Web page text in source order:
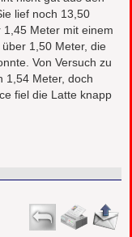
lief noch 13,50
Meter mit einem
1,50 Meter, die
Von Versuch zu
1,54 Meter, doch
fiel die Latte knapp